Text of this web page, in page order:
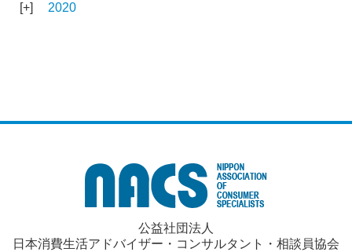
2020
公益社団法人
日本消費生活アドバイザー・コンサルタント・相談員協会